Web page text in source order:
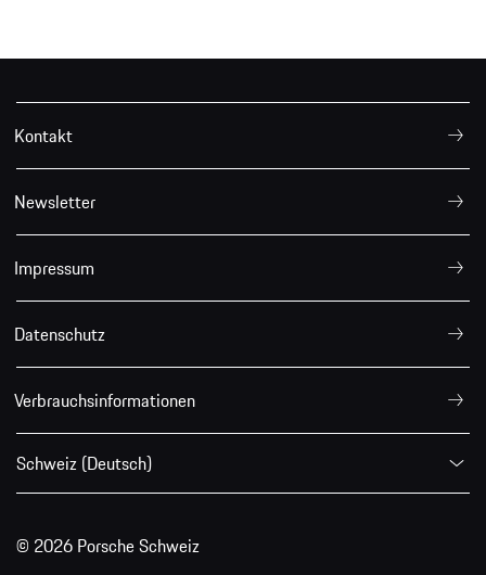
Kontakt
Newsletter
Impressum
Datenschutz
Verbrauchsinformationen
Schweiz (Deutsch)
© 2026 Porsche Schweiz